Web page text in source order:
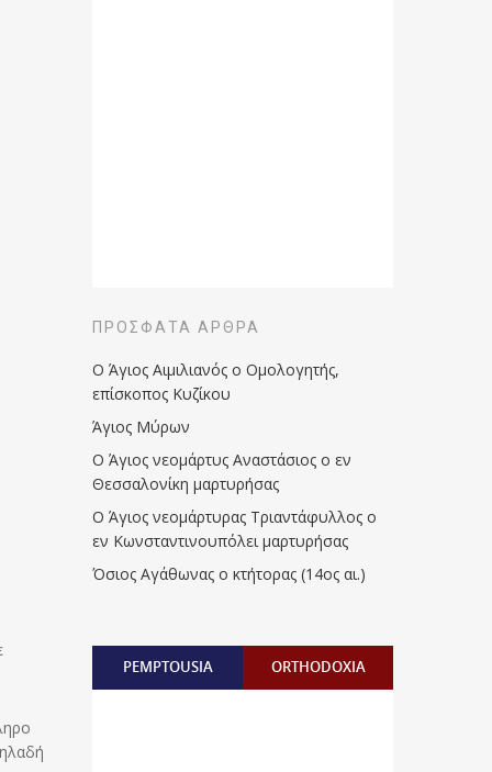
ΠΡΌΣΦΑΤΑ ΆΡΘΡΑ
Ο Άγιος Αιμιλιανός ο Ομολογητής,
επίσκοπος Κυζίκου
Άγιος Μύρων
Ο Άγιος νεομάρτυς Αναστάσιος ο εν
Θεσσαλονίκη μαρτυρήσας
Ο Άγιος νεομάρτυρας Τριαντάφυλλος ο
εν Κωνσταντινουπόλει μαρτυρήσας
Όσιος Αγάθωνας ο κτήτορας (14ος αι.)
PEMPTOUSIA ORTHODOXIA